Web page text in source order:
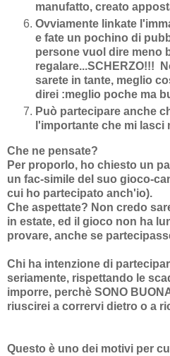
manufatto, creato
Ovviamente linkate
e fate un pochino di
persone vuol dire meno
regalare...SCHERZO!!!
sarete in tante, meglio
direi :meglio poche ma
Può partecipare anche
l'importante che mi lasci
Che ne pensate?
Per proporlo, ho chiesto un
un fac-simile del suo gioco-
cui ho partecipato anch'io).
Che aspettate? Non credo
in estate, ed il gioco non ha
provare, anche se
Chi ha intenzione di
seriamente, rispettando le
imporre, perchè SONO
riuscirei a corrervi dietro o a
Questo è uno dei motivi per